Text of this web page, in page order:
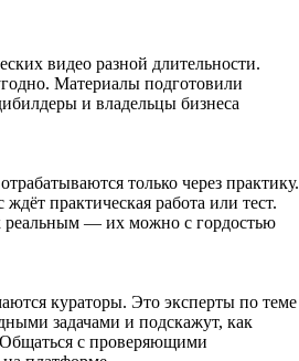
видео разной длительности.
Материалы подготовили
и владельцы бизнеса
только через практику.
практическая работа или тест.
реальным — их можно с гордостью
кураторы. Это эксперты по теме
задачами и подскажут, как
с проверяющими